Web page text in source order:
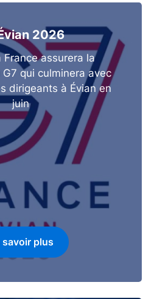
2026
France assurera la
qui culminera avec
dirigeants à Évian en
juin
savoir plus